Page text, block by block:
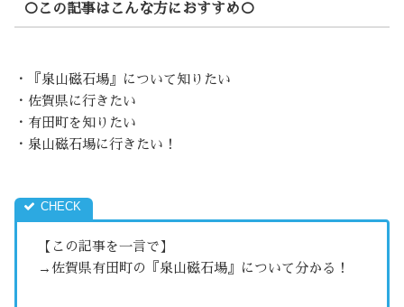
○この記事はこんな方におすすめ○
・『泉山磁石場』について知りたい
・佐賀県に行きたい
・有田町を知りたい
・泉山磁石場に行きたい！
【この記事を一言で】
→佐賀県有田町の『泉山磁石場』について分かる！